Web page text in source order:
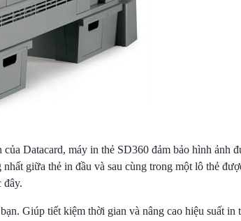
Datacard, máy in thẻ SD360 đảm bảo hình ảnh
giữa thẻ in đầu và sau cùng trong một lô thẻ
đây.
Giúp tiết kiệm thời gian và nâng cao hiệu suất in